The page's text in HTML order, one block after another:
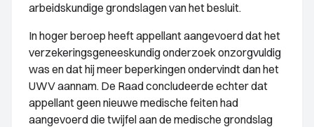
arbeidskundige grondslagen van het besluit.
In hoger beroep heeft appellant aangevoerd dat het
verzekeringsgeneeskundig onderzoek onzorgvuldig
was en dat hij meer beperkingen ondervindt dan het
UWV aannam. De Raad concludeerde echter dat
appellant geen nieuwe medische feiten had
aangevoerd die twijfel aan de medische grondslag